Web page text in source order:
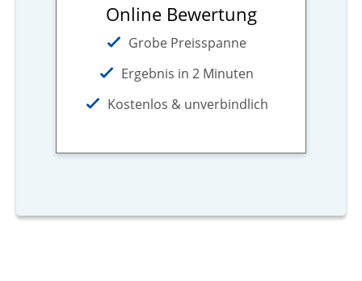
Online Bewertung
Grobe Preisspanne
Ergebnis in 2 Minuten
Kostenlos & unverbindlich